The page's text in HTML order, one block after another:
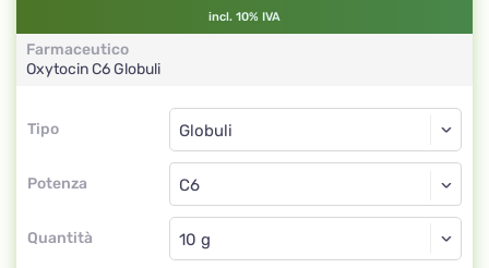
incl. 10% IVA
Farmaceutico
OxytocinC6Globuli
Tipo
Tipo
Potenza
Globuli
C6
Quantità
Globuli